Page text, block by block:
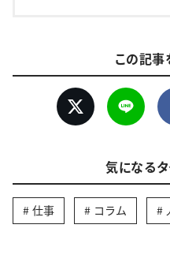
この記事
気になるタ
仕事 コラム